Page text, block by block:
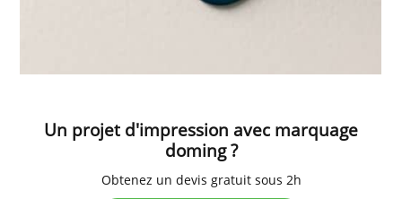
Un projet d'impression avec marquage
doming ?
Obtenez un devis gratuit sous 2h